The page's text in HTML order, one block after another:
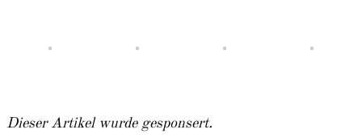
Dieser Artikel wurde gesponsert.